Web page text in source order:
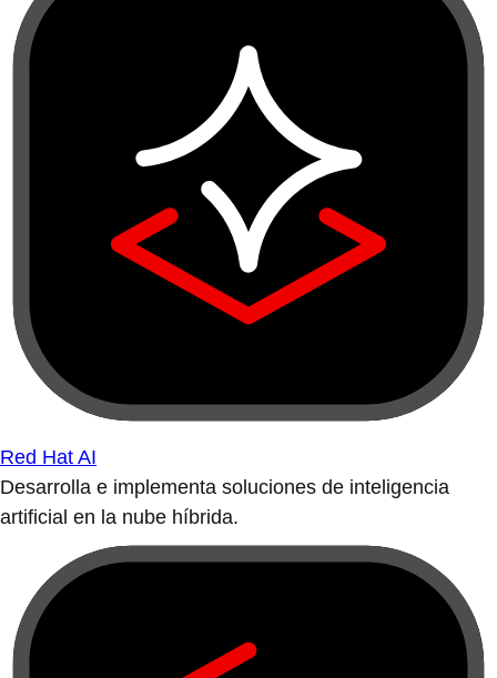
Red Hat AI
Desarrolla e implementa soluciones de inteligencia
artificial en la nube híbrida.